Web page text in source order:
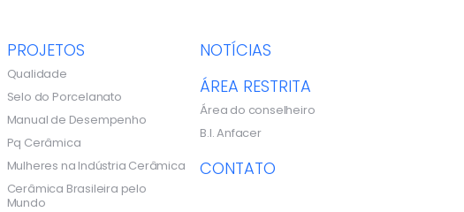
PROJETOS
Qualidade
Selo do Porcelanato
Manual de Desempenho
Pq Cerâmica
Mulheres na Indústria Cerâmica
Cerâmica Brasileira pelo
Mundo
NOTÍCIAS
ÁREA RESTRITA
Área do conselheiro
B.I. Anfacer
CONTATO